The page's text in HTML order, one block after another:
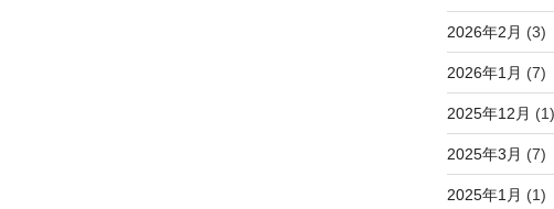
2026年2月 (3)
2026年1月 (7)
2025年12月 (1)
2025年3月 (7)
2025年1月 (1)